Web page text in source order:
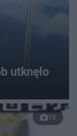
utknęło
13